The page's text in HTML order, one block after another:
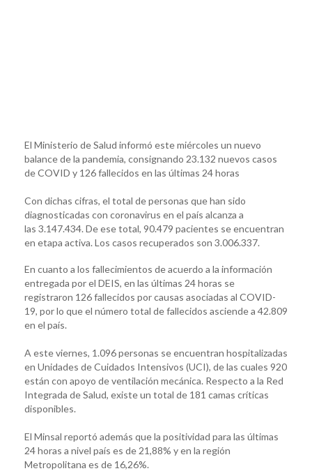
El Ministerio de Salud informó este miércoles un nuevo
balance de la pandemia, consignando 23.132 nuevos casos
de COVID y 126 fallecidos en las últimas 24 horas
Con dichas cifras, el total de personas que han sido
diagnosticadas con coronavirus en el país alcanza a
las 3.147.434. De ese total, 90.479 pacientes se encuentran
en etapa activa. Los casos recuperados son 3.006.337.
En cuanto a los fallecimientos de acuerdo a la información
entregada por el DEIS, en las últimas 24 horas se
registraron 126 fallecidos por causas asociadas al COVID-
19, por lo que el número total de fallecidos asciende a 42.809
en el país.
A este viernes, 1.096 personas se encuentran hospitalizadas
en Unidades de Cuidados Intensivos (UCI), de las cuales 920
están con apoyo de ventilación mecánica. Respecto a la Red
Integrada de Salud, existe un total de 181 camas críticas
disponibles.
El Minsal reportó además que la positividad para las últimas
24 horas a nivel país es de 21,88% y en la región
Metropolitana es de 16,26%.